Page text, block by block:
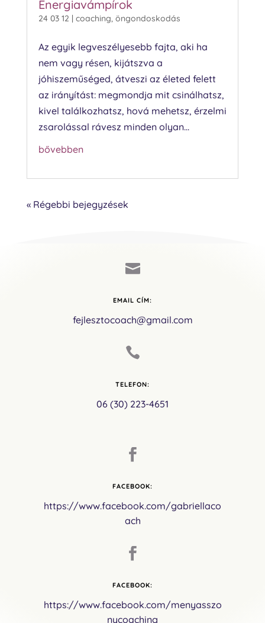
Energiavámpírok
24 03 12 | coaching, öngondoskodás
Az egyik legveszélyesebb fajta, aki ha
nem vagy résen, kijátszva a
jóhiszeműséged, átveszi az életed felett
az irányítást: megmondja mit csinálhatsz,
kivel találkozhatsz, hová mehetsz, érzelmi
zsarolással rávesz minden olyan...
bővebben
« Régebbi bejegyzések

EMAIL CÍM:
fejlesztocoach@gmail.com

TELEFON:
06 (30) 223-4651

FACEBOOK:
https://www.facebook.com/gabriellaco
ach

FACEBOOK:
https://www.facebook.com/menyasszo
nycoaching